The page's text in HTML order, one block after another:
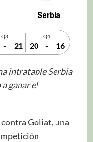
Serbia
Q3
- 21
Q4
20 - 16
intratable Serbia
ganar el
Goliat, una